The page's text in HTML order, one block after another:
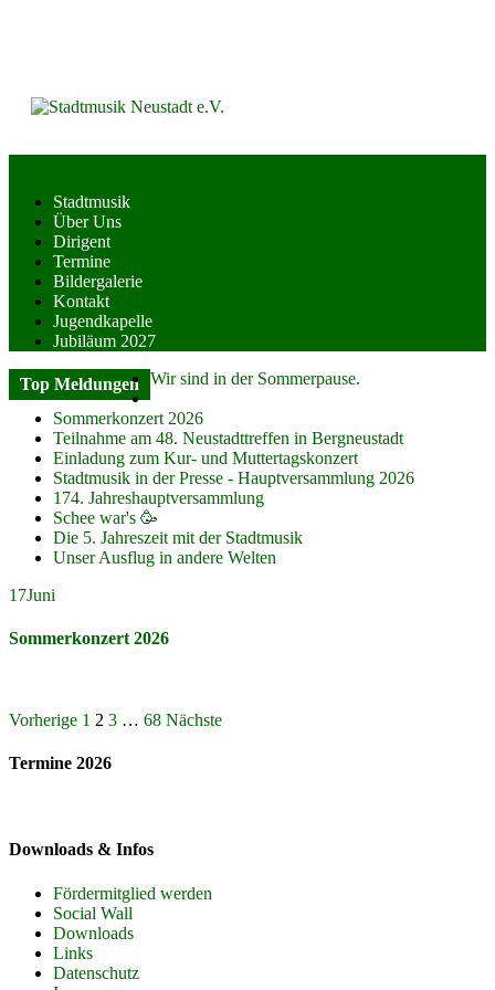
Stadtmusik
Über Uns
Dirigent
Termine
Bildergalerie
Kontakt
Jugendkapelle
Jubiläum 2027
Top Meldungen Wir sind in der Sommerpause.
Sommerkonzert 2026
Teilnahme am 48. Neustadttreffen in Bergneustadt
Einladung zum Kur- und Muttertagskonzert
Stadtmusik in der Presse - Hauptversammlung 2026
174. Jahreshauptversammlung
Schee war's 🥳
Die 5. Jahreszeit mit der Stadtmusik
Unser Ausflug in andere Welten
17Juni
Sommerkonzert 2026
Seitennummerierung
der
Vorherige 1 2 3 … 68 Nächste
Termine 2026
Downloads & Infos
Fördermitglied werden
Social Wall
Downloads
Links
Datenschutz